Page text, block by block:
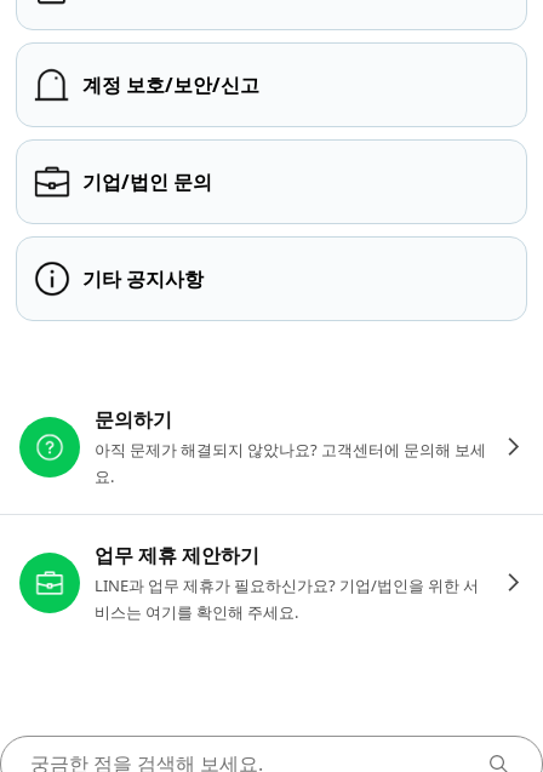
계정 보호/보안/신고
기업/법인 문의
기타 공지사항
문의하기
아직 문제가 해결되지 않았나요? 고객센터에 문의해 보세
요.
업무 제휴 제안하기
LINE과 업무 제휴가 필요하신가요? 기업/법인을 위한 서
비스는 여기를 확인해 주세요.